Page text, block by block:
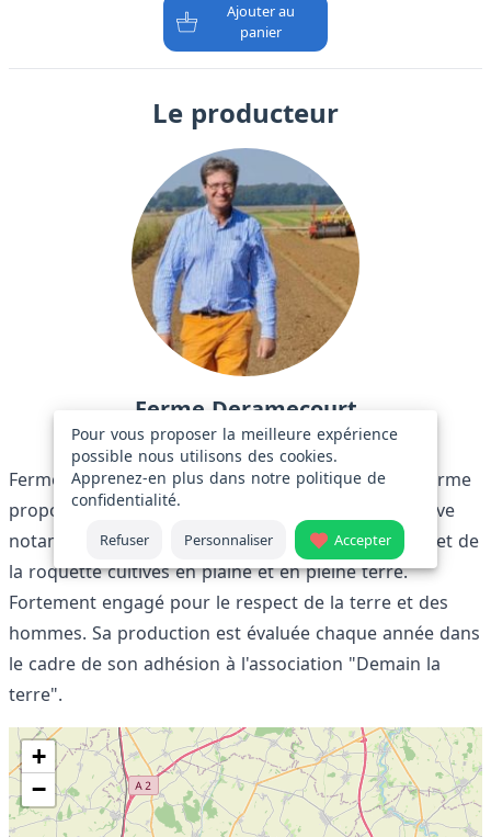
Pour vous proposer la meilleure expérience
possible nous utilisons des cookies.
Apprenez-en plus dans notre politique de
confidentialité.
Refuser Personnaliser Accepter
Ajouter au
panier
Le producteur
Ferme Deramecourt
Ce producteur se situe à 5.25km de Bleu de Terre
Ferme familiale depuis plusieurs générations. La ferme
propose de la jeune pousse de salade. On y retrouve
notamment de l'épinard, de la mâche, du mesclun et de
la roquette cultivés en plaine et en pleine terre.
Fortement engagé pour le respect de la terre et des
hommes. Sa production est évaluée chaque année dans
le cadre de son adhésion à l'association "Demain la
terre".
+
−